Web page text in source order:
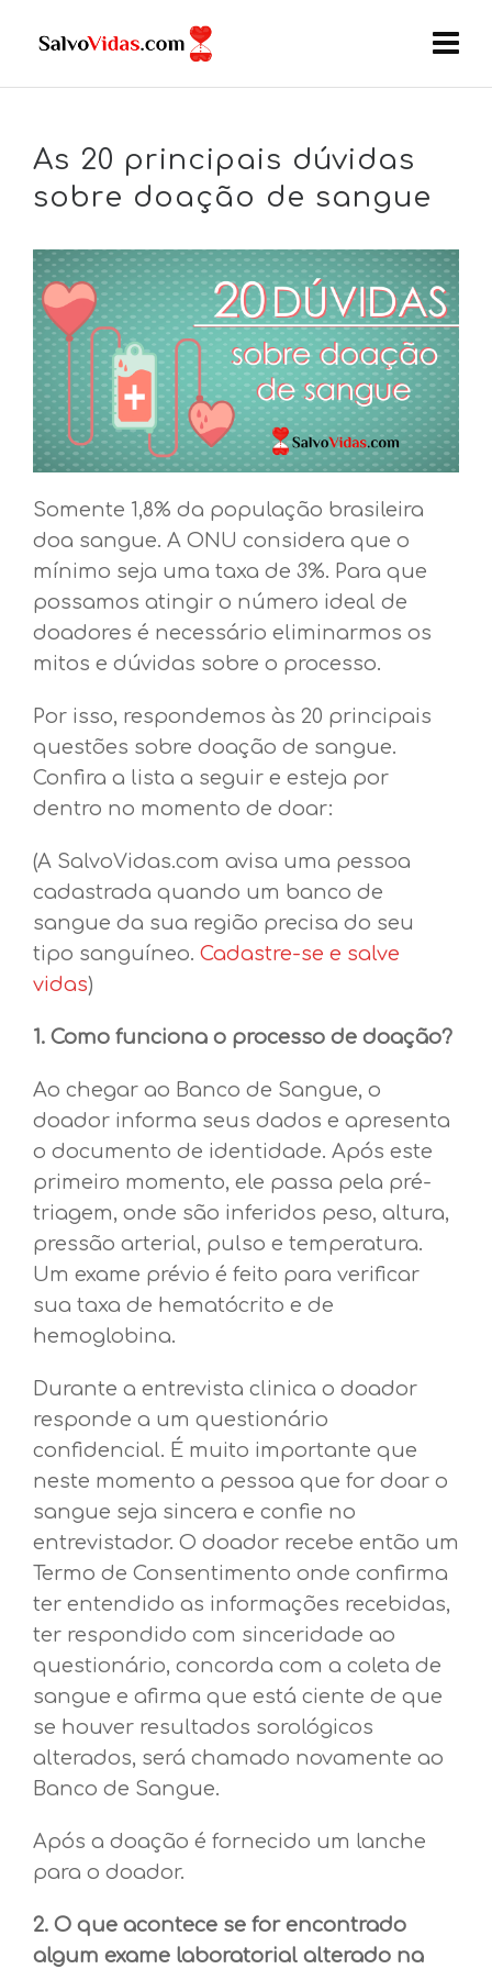
As 20 principais dúvidas
sobre doação de sangue
Somente 1,8% da população brasileira
doa sangue. A ONU considera que o
mínimo seja uma taxa de 3%. Para que
possamos atingir o número ideal de
doadores é necessário eliminarmos os
mitos e dúvidas sobre o processo.
Por isso, respondemos às 20 principais
questões sobre doação de sangue.
Confira a lista a seguir e esteja por
dentro no momento de doar:
(A SalvoVidas.com avisa uma pessoa
cadastrada quando um banco de
sangue da sua região precisa do seu
tipo sanguíneo. Cadastre-se e salve
vidas)
1. Como funciona o processo de doação?
Ao chegar ao Banco de Sangue, o
doador informa seus dados e apresenta
o documento de identidade. Após este
primeiro momento, ele passa pela pré-
triagem, onde são inferidos peso, altura,
pressão arterial, pulso e temperatura.
Um exame prévio é feito para verificar
sua taxa de hematócrito e de
hemoglobina.
Durante a entrevista clinica o doador
responde a um questionário
confidencial. É muito importante que
neste momento a pessoa que for doar o
sangue seja sincera e confie no
entrevistador. O doador recebe então um
Termo de Consentimento onde confirma
ter entendido as informações recebidas,
ter respondido com sinceridade ao
questionário, concorda com a coleta de
sangue e afirma que está ciente de que
se houver resultados sorológicos
alterados, será chamado novamente ao
Banco de Sangue.
Após a doação é fornecido um lanche
para o doador.
2. O que acontece se for encontrado
algum exame laboratorial alterado na